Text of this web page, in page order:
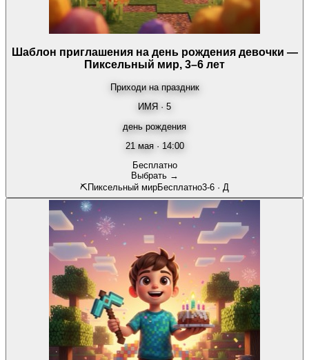
Шаблон приглашения на день рождения девочки —
Пиксельный мир, 3–6 лет
Приходи на праздник
ИМЯ · 5
день рождения
21 мая · 14:00
Бесплатно
Выбрать →
⛏️Пиксельный мирБесплатно3-6 · Д